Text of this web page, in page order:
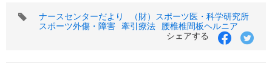
タ
ナースセンターだより
（財）スポーツ医・科学研究所
スポーツ外傷・障害 牽引療法
腰椎椎間板ヘルニア
シェアする